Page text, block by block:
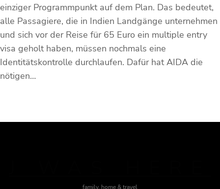
einziger Programmpunkt auf dem Plan. Das bedeutet,
alle Passagiere, die in Indien Landgänge unternehmen
und sich vor der Reise für 65 Euro ein multiple entry
visa geholt haben, müssen nochmals eine
Identitätskontrolle durchlaufen. Dafür hat AIDA die
nötigen…
family, home & travel